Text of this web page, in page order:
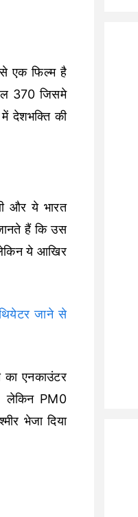
एक फिल्म है
370 जिसमे
देशभक्ति की
और ये भारत
हैं कि उस
ये आखिर
जाने से
एनकाउंटर
लेकिन PM0
भेजा दिया